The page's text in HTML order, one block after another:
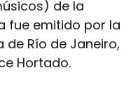
de la
fue emitido por la
de Río de Janeiro,
Hortado.